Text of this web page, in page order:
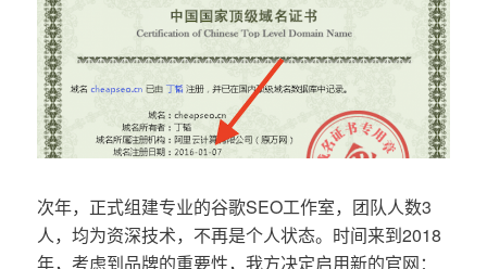
次年，正式组建专业的谷歌SEO工作室，团队人数3
人，均为资深技术，不再是个人状态。时间来到2018
年，考虑到品牌的重要性，我方决定启用新的官网：